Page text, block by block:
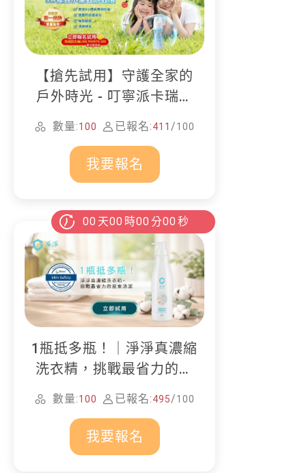
【搶先試用】守護全家的
戶外時光 - 叮寧派卡瑞丁
防蚊液
數量:100 已報名:411 /100
我要報名
00 天00 時00 分00 秒
1瓶抵多瓶！｜淨淨真濃縮
洗衣精，挑戰最省力的居
家清潔
數量:100 已報名:495/100
我要報名